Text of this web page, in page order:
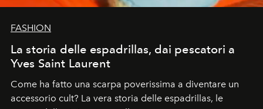
FASHION
La storia delle espadrillas, dai pescatori a
Yves Saint Laurent
Come ha fatto una scarpa poverissima a diventare un
accessorio cult? La vera storia delle espadrillas, le